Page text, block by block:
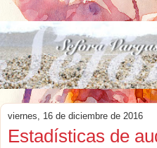
viernes, 16 de diciembre de 2016
Estadísticas de